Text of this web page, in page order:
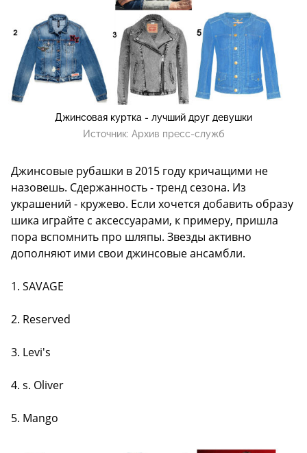
Джинсовая куртка - лучший друг девушки
Источник: Архив пресс-служб
Джинсовые рубашки в 2015 году кричащими не
назовешь. Сдержанность - тренд сезона. Из
украшений - кружево. Если хочется добавить образу
шика играйте с аксессуарами, к примеру, пришла
пора вспомнить про шляпы. Звезды активно
дополняют ими свои джинсовые ансамбли.
1. SAVAGE
2. Reserved
3. Levi's
4. s. Oliver
5. Mango